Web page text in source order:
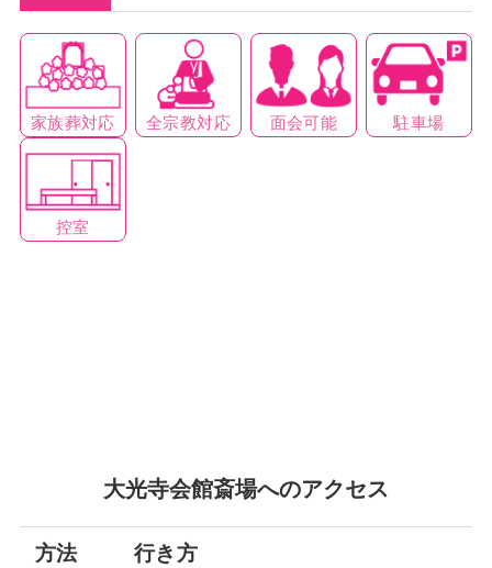
家族葬対応 全宗教対応 面会可能 駐車場
控室
大光寺会館斎場へのアクセス
方法 行き方